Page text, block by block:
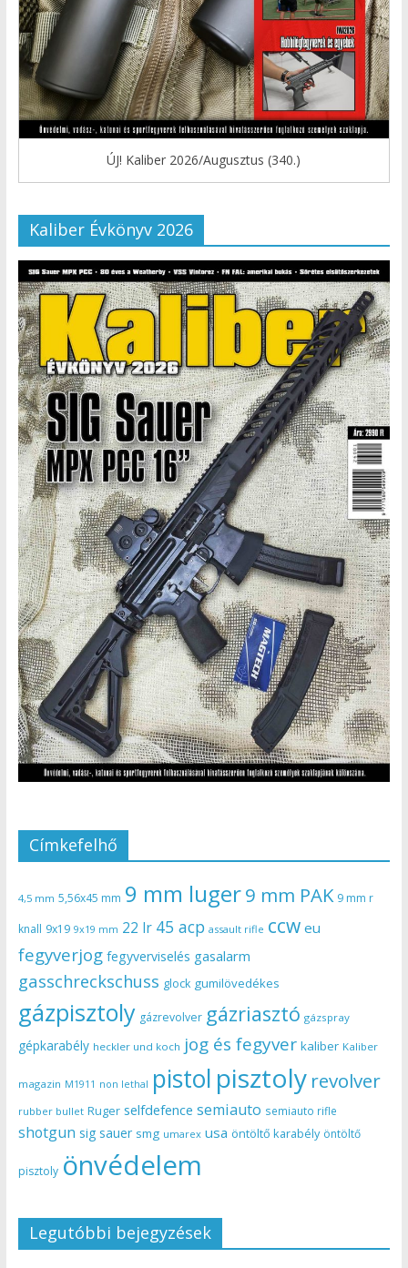
ÚJ! Kaliber 2026/Augusztus (340.)
Kaliber Évkönyv 2026
Címkefelhő
4,5 mm 5,56x45 mm 9 mm luger9 mm PAK 9 mm r
knall 9x19 9x19 mm 22 lr 45 acp assault rifle ccw eu
fegyverjog fegyverviselés gasalarm
gasschreckschuss glock gumilövedékes
gázpisztoly gázrevolver gázriasztó gázspray
gépkarabély heckler und koch jog és fegyver kaliber Kaliber
magazin M1911 non lethal pistol pisztoly revolver
rubber bullet Ruger selfdefence semiauto semiauto rifle
shotgun sig sauer smg umarex usa öntöltő karabély öntöltő
pisztoly önvédelem
Legutóbbi bejegyzések